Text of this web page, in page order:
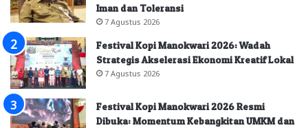
Iman dan Toleransi
7 Agustus 2026
Festival Kopi Manokwari 2026: Wadah
Strategis Akselerasi Ekonomi Kreatif Lokal
7 Agustus 2026
Festival Kopi Manokwari 2026 Resmi
Dibuka: Momentum Kebangkitan UMKM dan